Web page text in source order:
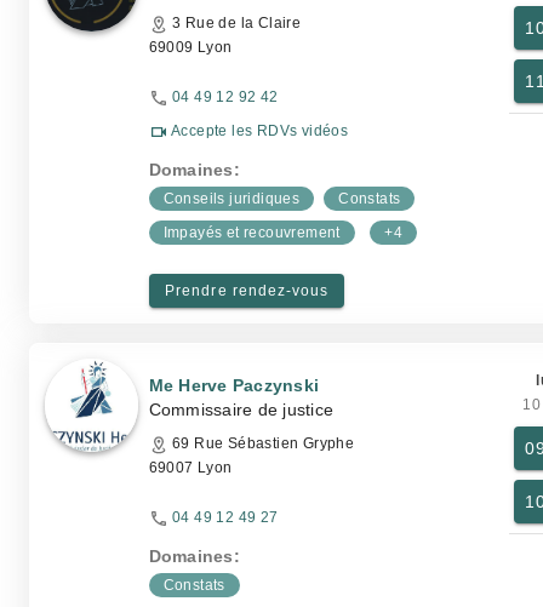
3 Rue de la Claire
69009 Lyon
04 49 12 92 42
Accepte les RDVs vidéos
Domaines:
Conseils juridiques
Constats
Impayés et recouvrement
+4
Prendre rendez-vous
Me Herve Paczynski
Commissaire de justice
69 Rue Sébastien Gryphe
69007 Lyon
04 49 12 49 27
Domaines:
Constats